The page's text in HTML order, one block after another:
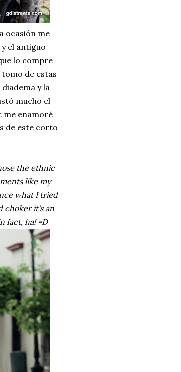
ocasión me
el antiguo
lo compre
tomo de estas
y la
mucho el
me enamoré
de este corto
the ethnic
like my
what I tried
choker it's an
fact, ha!=D